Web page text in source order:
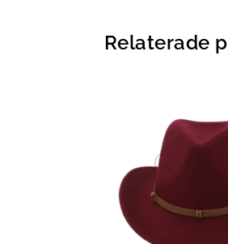
Relaterade